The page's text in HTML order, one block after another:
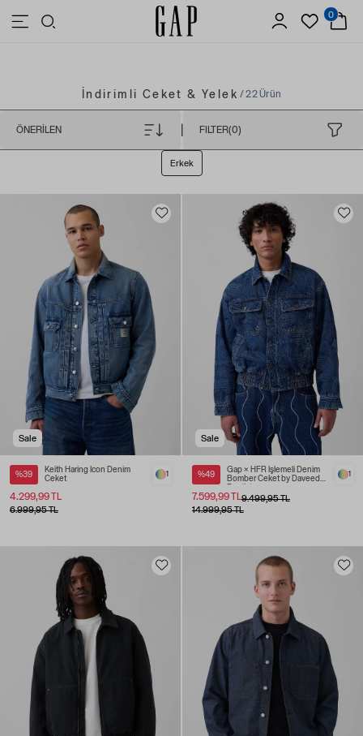
3.500 TL VE ÜZERİ ALIŞVERİŞLERDE ÜCRETSİZ KARGO 0
İndirimli Ceket & Yelek / 22 Ürün
Erkek
FILTER(0)
ÖNERILEN
Sale
%39
Keith Haring Icon Denim
Ceket
4.299,99 TL
1
6.999,95 TL
Sale
%49
Gap × HFR İşlemeli Denim
Bomber Ceket by Daveed
Baptiste
9.499,95 TL
7.599,99 TL
1
14.999,95 TL